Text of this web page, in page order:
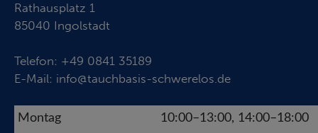
Rathausplatz 1
85040 Ingolstadt
Telefon: +49 0841 35189
E-Mail: info@tauchbasis-schwerelos.de
Montag 10:00–13:00, 14:00–18:00